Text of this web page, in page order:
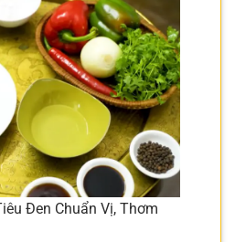
Đen Chuẩn Vị, Thơm